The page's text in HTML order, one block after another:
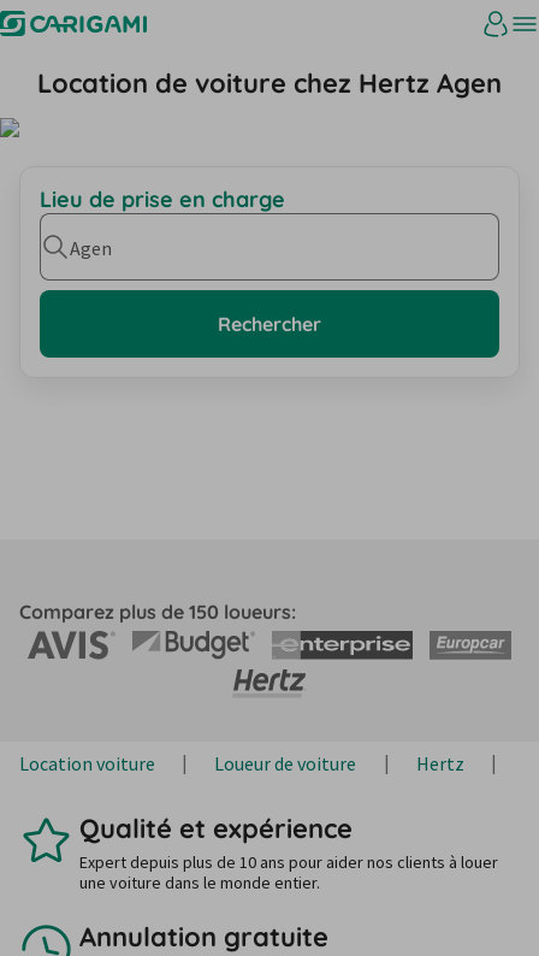
Location de voiture chez Hertz Agen
Lieu de prise en charge
Agen
Rechercher
Comparez plus de 150 loueurs:
Location voiture Loueur de voiture Hertz
Qualité et expérience
Expert depuis plus de 10 ans pour aider nos clients à louer
une voiture dans le monde entier.
Annulation gratuite